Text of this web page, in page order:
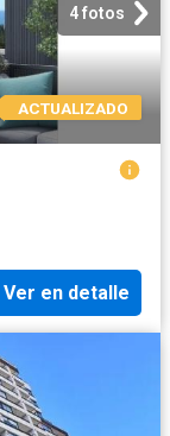
4 fotos
ACTUALIZADO
Ver en detalle